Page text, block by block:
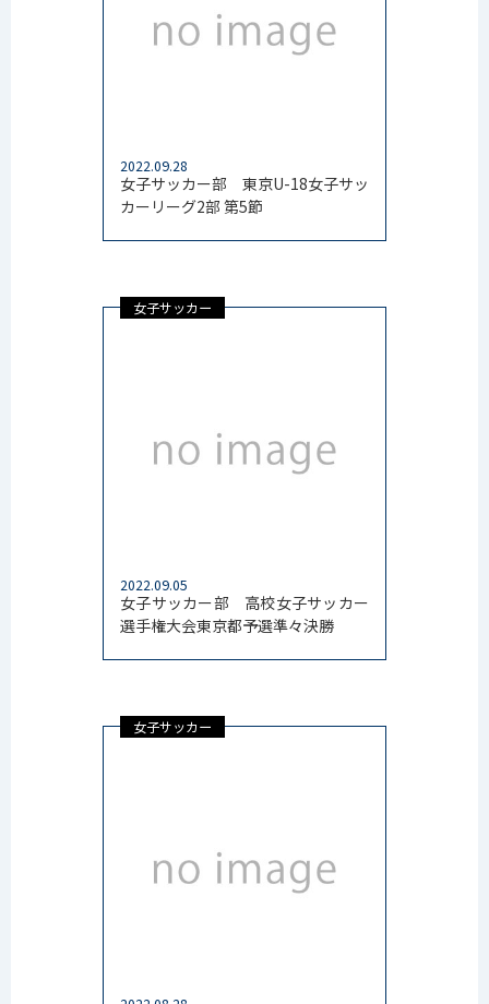
2022.09.28
女子サッカー部 東京U-18女子サッ
カーリーグ2部 第5節
女子サッカー
2022.09.05
女子サッカー部 高校女子サッカー
選手権大会東京都予選準々決勝
女子サッカー